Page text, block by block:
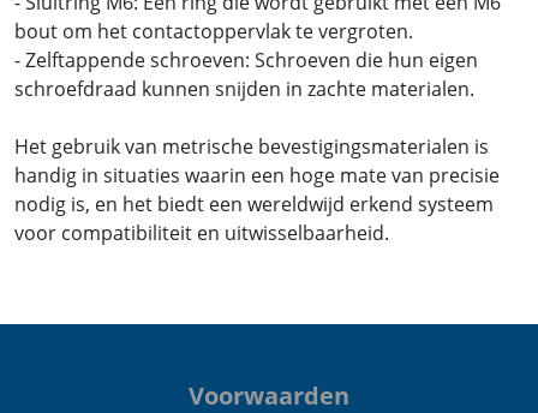
bout om het contactoppervlak te vergroten.
- Zelftappende schroeven: Schroeven die hun eigen
schroefdraad kunnen snijden in zachte materialen.
Het gebruik van metrische bevestigingsmaterialen is
handig in situaties waarin een hoge mate van precisie
nodig is, en het biedt een wereldwijd erkend systeem
voor compatibiliteit en uitwisselbaarheid.
Voorwaarden